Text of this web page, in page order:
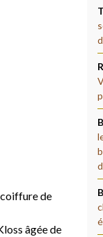
de
âgée de